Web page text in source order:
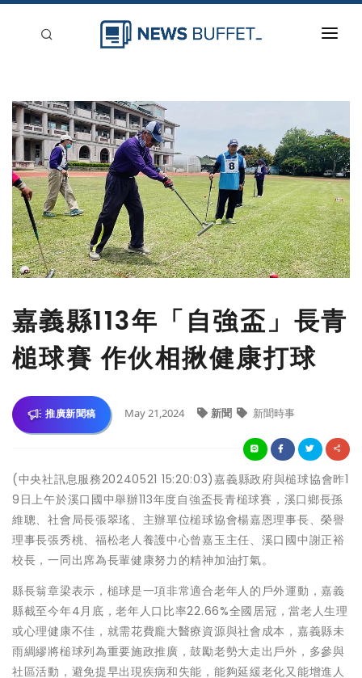
新聞稿分類
登入
刊登
嘉義縣113年「自強盃」長青
槌球賽 作伙相揪健康打球
推廣新聞稿 May 21,2024 新聞 新聞時事
(中央社訊息服務20240521 15:20:03)嘉義縣政府與槌球協會昨1
9日上午於溪口國中舉辦113年度自強盃長青槌球賽，溪口鄉長孫
維聰、社會局長張翠瑤、主辦單位槌球協會楊嘉恩理事長、榮譽
理事長張秀桃、福松老人養護中心曾嘉玉主任、溪口國中謝正裕
校長，一同出席為長輩健康努力的精神加油打氣。
縣長翁章梁表示，槌球是一項非常適合老年人的戶外運動，嘉義
縣截至今年4月底，老年人口比率22.66%全國居冠，當老人生理
或心理健康不佳，就需花費龐大醫療資源與社會成本，嘉義縣未
雨綢繆將槌球列為重要施政推廣，鼓勵老勢大走出戶外，多參與
社區活動，避免提早出現疾病和失能，能夠延緩老化又能增進人